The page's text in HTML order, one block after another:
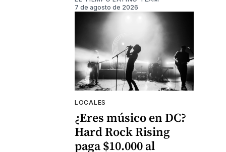
7 de agosto de 2026
LOCALES
¿Eres músico en DC?
Hard Rock Rising
paga $10.000 al